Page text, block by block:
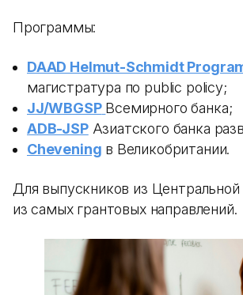
Программы:
DAAD Helmut-Schmidt
магистратура по public policy;
JJ/WBGSP Всемирного банка;
ADB-JSPАзиатского банка
Chevening в Великобритании.
Для выпускников из
из самых грантовых направлений.